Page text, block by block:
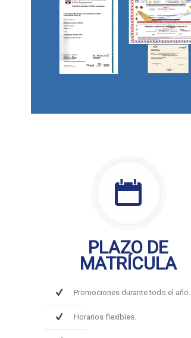
PLAZO DE
MATRÍCULA
Promociones durante todo el año.
Horarios flexibles.